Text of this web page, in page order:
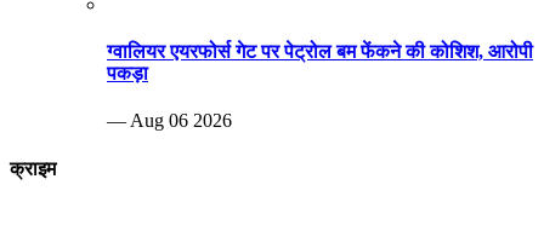
ग्वालियर एयरफोर्स गेट पर पेट्रोल बम फेंकने की कोशिश, आरोपी
पकड़ा
— Aug 06 2026
क्राइम